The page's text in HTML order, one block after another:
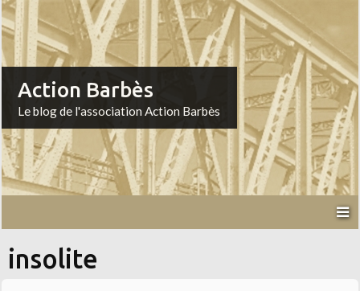
Action Barbès
Le blog de l'association Action Barbès
insolite